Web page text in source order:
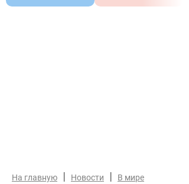
На главную | Новости | В мире